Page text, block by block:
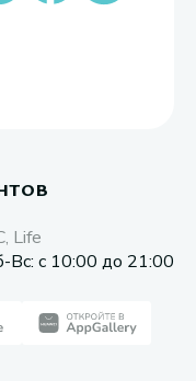
Life
Вс: с 10:00 до 21:00